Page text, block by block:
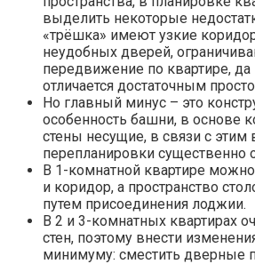
выделить некоторые
«трёшка» имеют узкие
неудобных дверей,
передвижение по квартире, да
отличается достаточным
Но главный минус – это
особенность башни, в основе
стены несущие, в связи с этим
перепланировки существенно
В 1-комнатной квартире
и коридор, а пространство
путем присоединения лоджии.
В 2 и 3-комнатных квартирах
стен, поэтому внести
минимуму: сместить дверные